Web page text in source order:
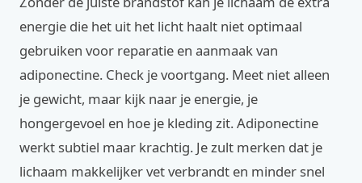
energie die het uit het licht haalt niet optimaal
gebruiken voor reparatie en aanmaak van
adiponectine. Check je voortgang. Meet niet alleen
je gewicht, maar kijk naar je energie, je
hongergevoel en hoe je kleding zit. Adiponectine
werkt subtiel maar krachtig. Je zult merken dat je
lichaam makkelijker vet verbrandt en minder snel